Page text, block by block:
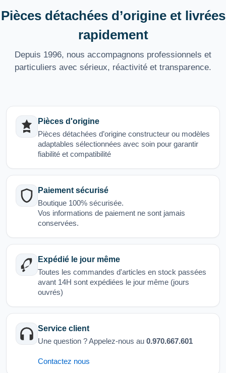
Pièces détachées d’origine et livrées
rapidement
Depuis 1996, nous accompagnons professionnels et
particuliers avec sérieux, réactivité et transparence.
Pièces d'origine
Pièces détachées d’origine constructeur ou modèles
adaptables sélectionnées avec soin pour garantir
fiabilité et compatibilité
Paiement sécurisé
Boutique 100% sécurisée.
Vos informations de paiement ne sont jamais
conservées.
Expédié le jour même
Toutes les commandes d'articles en stock passées
avant 14H sont expédiées le jour même (jours
ouvrés)
Service client
Une question ? Appelez-nous au 0.970.667.601
Contactez nous